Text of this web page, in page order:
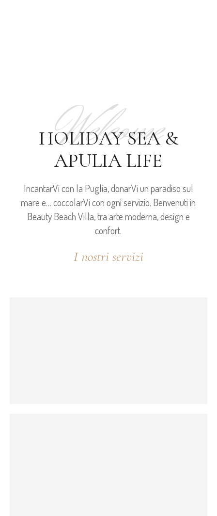
Welcome
HOLIDAY SEA &
APULIA LIFE
IncantarVi con la Puglia, donarVi un paradiso sul
mare e… coccolarVi con ogni servizio. Benvenuti in
Beauty Beach Villa, tra arte moderna, design e
confort.
I nostri servizi